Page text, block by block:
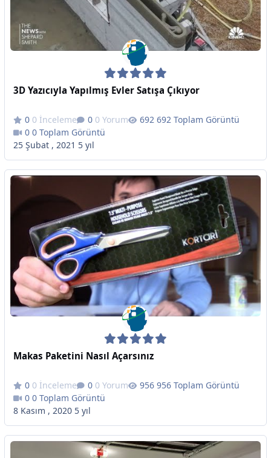
3D Yazıcıyla Yapılmış Evler Satışa Çıkıyor
0 İnceleme 0 Yorum
692 Toplam Görüntü
0 Toplam Görüntü
25 Şubat , 2021 5 yıl
Makas Paketini Nasıl Açarsınız
0 İnceleme 0 Yorum
956 Toplam Görüntü
0 Toplam Görüntü
8 Kasım , 2020 5 yıl